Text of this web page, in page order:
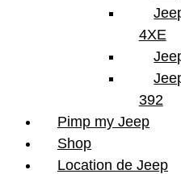
Par Martial
sur Deuxième étape
Deuxième étape
4XE
392
Pimp my Jeep
Shop
Location de Jeep